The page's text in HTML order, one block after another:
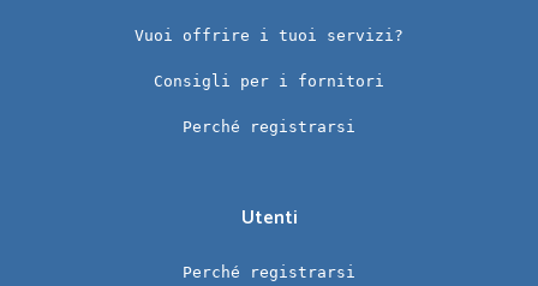
Vuoi offrire i tuoi servizi?
Consigli per i fornitori
Perché registrarsi
Utenti
Perché registrarsi